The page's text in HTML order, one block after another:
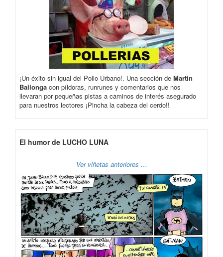
¡Un éxito sin igual del Pollo Urbano!. Una sección de Martín
Ballonga con píldoras, runrunes y comentarios que nos
llevaran por pequeñas pistas a caminos de interés asegurado
para nuestros lectores ¡Pincha la cabeza del cerdo!!
El humor de LUCHO LUNA
Ver viñetas anteriores …